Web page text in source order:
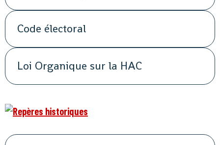
Code électoral
Loi Organique sur la HAC